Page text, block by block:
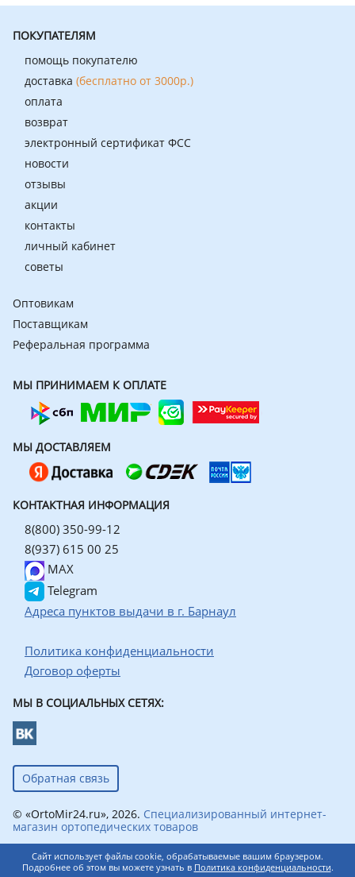
ПОКУПАТЕЛЯМ
помощь покупателю
доставка (бесплатно от 3000р.)
оплата
возврат
электронный сертификат ФСС
новости
отзывы
акции
контакты
личный кабинет
советы
Оптовикам
Поставщикам
Реферальная программа
МЫ ПРИНИМАЕМ К ОПЛАТЕ
МЫ ДОСТАВЛЯЕМ
КОНТАКТНАЯ ИНФОРМАЦИЯ
8(800) 350-99-12
8(937) 615 00 25
MAX
Telegram
Адреса пунктов выдачи в г. Барнаул
Политика конфиденциальности
Договор оферты
МЫ В СОЦИАЛЬНЫХ СЕТЯХ:
Обратная связь
© «OrtoMir24.ru», 2026. Специализированный интернет-
магазин ортопедических товаров
Сайт использует файлы cookie, обрабатываемые вашим браузером.
Подробнее об этом вы можете узнать в Политика конфиденциальности.